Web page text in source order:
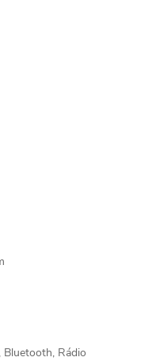
Bluetooth, Rádio